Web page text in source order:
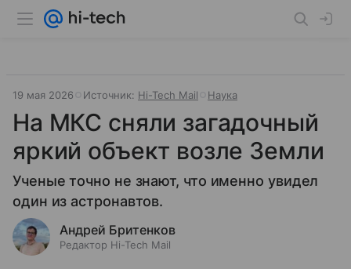
19 мая 2026 Источник: Hi-Tech Mail Наука
На МКС сняли загадочный
яркий объект возле Земли
Ученые точно не знают, что именно увидел
один из астронавтов.
Андрей Бритенков
Редактор Hi-Tech Mail